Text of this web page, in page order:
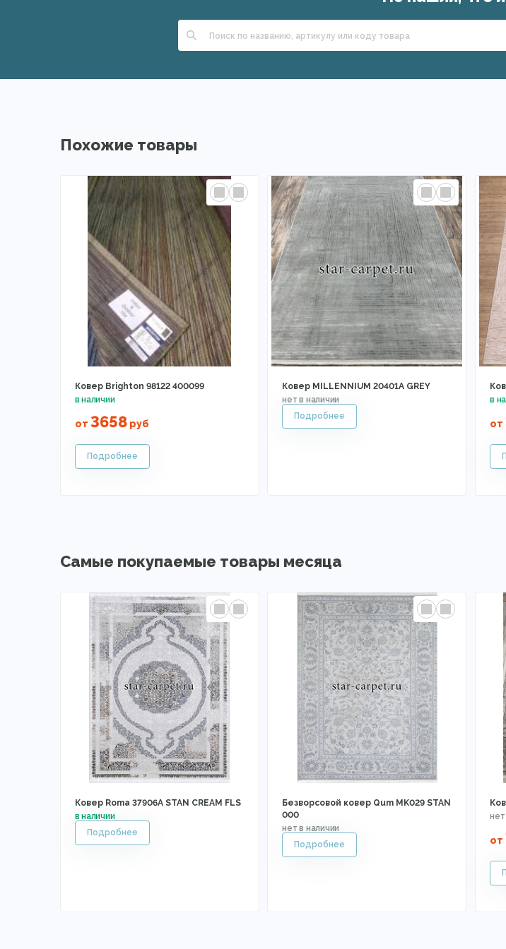
Похожие товары
Ковер Brighton 98122 400099
от 3658руб
Ковер MILLENNIUM 20401A GREY
от
Самые покупаемые товары месяца
Ковер Roma 37906A STAN CREAM FLS
Безворсовой ковер Qum MK029 STAN
000
от